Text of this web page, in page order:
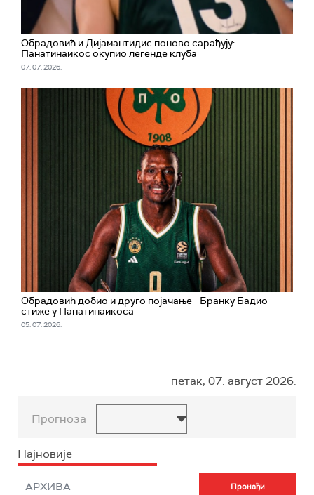
Обрадовић и Дијамантидис поново сарађују:
Панатинаикос окупио легенде клуба
07. 07. 2026.
Обрадовић добио и друго појачање - Бранку Бадио
стиже у Панатинаикоса
05. 07. 2026.
петак, 07. август 2026.
Прогноза
Најновије